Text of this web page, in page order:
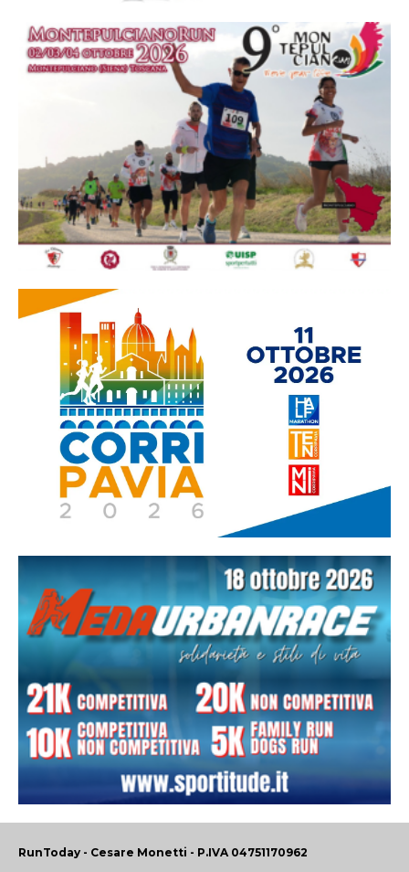
RunToday - Cesare Monetti - P.IVA 04751170962